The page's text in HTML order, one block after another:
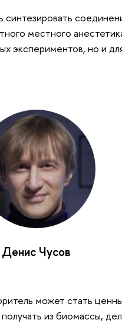
местного
экспериментов, но и
Денис Чусов
может стать
из биомассы,